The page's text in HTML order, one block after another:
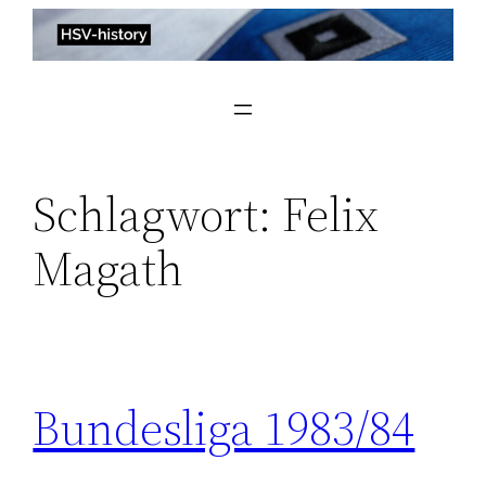
Zum
Inhalt
Schlagwort: Felix
Magath
Bundesliga 1983/84